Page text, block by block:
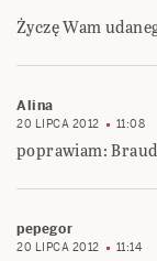
Życzę Wam
Alina
20 LIPCA 2012 11:08
poprawiam:
pepegor
20 LIPCA 2012 11:14